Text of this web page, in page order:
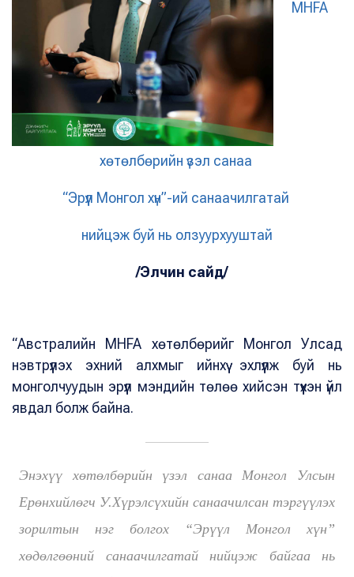
MHFA
хөтөлбөрийн үзэл санаа
“Эрүүл Монгол хүн”-ий санаачилгатай
нийцэж буй нь олзуурхууштай
/Элчин сайд/
“Австралийн MHFA хөтөлбөрийг Монгол Улсад
нэвтрүүлэх эхний алхмыг ийнхүү эхлүүлж буй нь
монголчуудын эрүүл мэндийн төлөө хийсэн түүхэн үйл
явдал болж байна.
Энэхүү хөтөлбөрийн үзэл санаа Монгол Улсын
Ерөнхийлөгч У.Хүрэлсүхийн санаачилсан тэргүүлэх
зорилтын нэг болгох “Эрүүл Монгол хүн”
хөдөлгөөний санаачилгатай нийцэж байгаа нь